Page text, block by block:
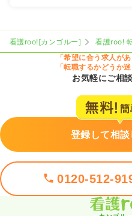
看護roo![カンゴルー] 看護roo!
「希望に合う求人が
「転職するかどうか
お気軽にご相
登録して相
0120-512-